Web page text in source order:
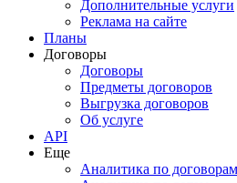
Дополнительные услуги
Реклама на сайте
Планы
Договоры
Договоры
Предметы договоров
Выгрузка договоров
Об услуге
API
Еще
Аналитика по договорам